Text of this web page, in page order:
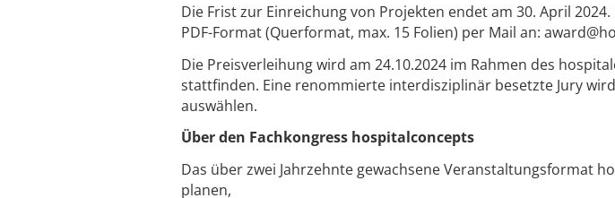
Die Frist zur Einreichung von Projekten endet am 30. April
PDF-Format (Querformat, max. 15 Folien) per Mail an:
Die Preisverleihung wird am 24.10.2024 im Rahmen des
stattfinden. Eine renommierte interdisziplinär besetzte Jury
auswählen.
Über den Fachkongress hospitalconcepts
Das über zwei Jahrzehnte gewachsene Veranstaltungsformat
planen,